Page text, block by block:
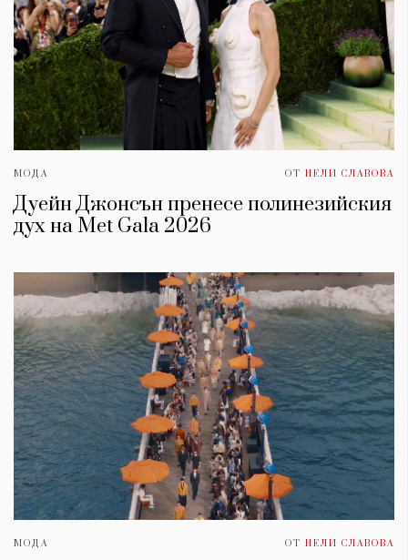
МОДА ОТ НЕЛИ СЛАВОВА
Дуейн Джонсън пренесе полинезийския
дух на Met Gala 2026
МОДА ОТ НЕЛИ СЛАВОВА